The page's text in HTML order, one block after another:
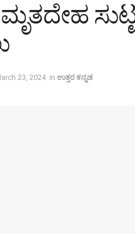
23, 2024 in ಉತ್ತರ ಕನ್ನಡ